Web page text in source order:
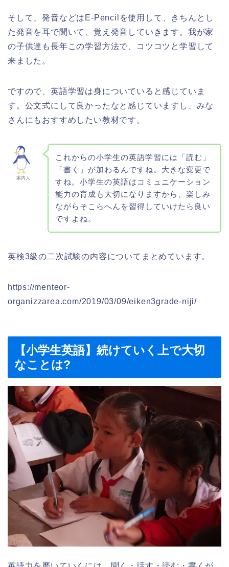
そして、発音などはE-Pencilを使用して、きちんとし
た発音を耳で聞いて、覚え発音していきます。我が家
の子供達も長年この学習方法で、コツコツと学習して
来ました。
ですので、英語学習は身についていると感じていま
す。公文式にして良かったなと感じていますし、みな
さんにもおすすめしたい教材です。
案内人
これからの小学生の英語学習には「読む」
「書く」が加わるんですね。大きな変更で
すね。小学生の英語はコミュニケーション
能力の育成も大切になりますから、楽しみ
ながらそこらへんを習得していけたら良い
ですよね。
英検3級の二次試験の内容についてまとめています。
https://menteor-
organizzarea.com/2019/03/09/eiken3grade-niji/
【小学生英語】続けていく上で大切
なことは?